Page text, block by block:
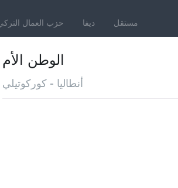
حزب العمال ديفا مستقل
الوطن الأم
أنطاليا - كوركوتيلي